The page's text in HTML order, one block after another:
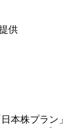
供
日本株プラン